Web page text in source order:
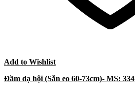
Add to Wishlist
Đầm dạ hội (Sẵn eo 60-73cm)- MS: 334